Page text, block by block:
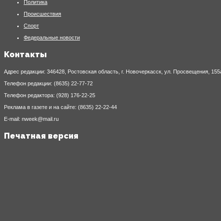
Политика
Происшествия
Спорт
Федеральные новости
Контакты
Адрес редакции: 346428, Ростовская область, г. Новочеркасск, ул. Просвещения,
Телефон редакции: (8635) 22-77-72
Телефон редактора: (928) 176-22-25
Реклама в газете и на сайте: (8635) 22-22-44
E-mail: nweek@mail.ru
Печатная версия